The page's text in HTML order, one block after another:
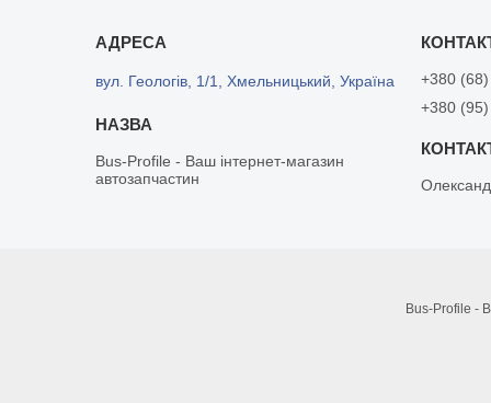
вул. Геологів, 1/1, Хмельницький, Україна
Bus-Profile - Ваш інтернет-магазин
автозапчастин
+380
+380